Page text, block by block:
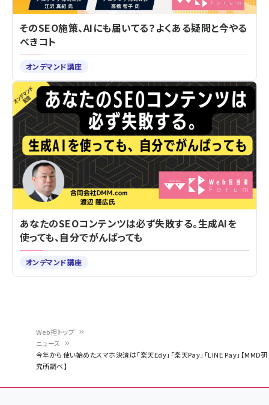
く
Web担トップ
ニュース
今年から使い始めたスマホ決済は「楽天Edy」「楽天Pay」「LINE Pay」【MMD研
究所調べ】
そのSEO施策、AIにも届いてる？よくある疑問と今やる
べきコト
オンデマンド講座
あなたのSEOコンテンツは必ず失敗する。生成AIを
使っても、自分でがんばっても
オンデマンド講座